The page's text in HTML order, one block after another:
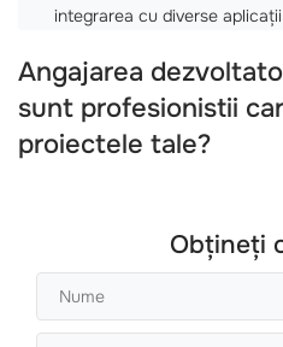
integrarea cu diverse
Angajarea
sunt profesionistii
proiectele tale?
Obțineți